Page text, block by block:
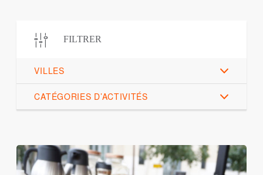
FILTRER
VILLES
CATÉGORIES D’ACTIVITÉS